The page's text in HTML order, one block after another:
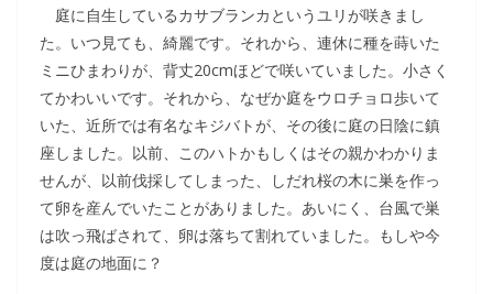
庭に自生しているカサブランカというユリが咲きまし
た。いつ見ても、綺麗です。それから、連休に種を蒔いた
ミニひまわりが、背丈20cmほどで咲いていました。小さく
てかわいいです。それから、なぜか庭をウロチョロ歩いて
いた、近所では有名なキジバトが、その後に庭の日陰に鎮
座しました。以前、このハトかもしくはその親かわかりま
せんが、以前伐採してしまった、しだれ桜の木に巣を作っ
て卵を産んでいたことがありました。あいにく、台風で巣
は吹っ飛ばされて、卵は落ちて割れていました。もしや今
度は庭の地面に？